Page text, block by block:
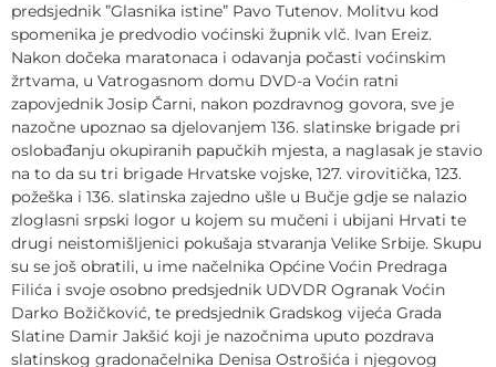
predsjednik ”Glasnika istine” Pavo Tutenov. Molitvu kod
spomenika je predvodio voćinski župnik vlč. Ivan Ereiz.
Nakon dočeka maratonaca i odavanja počasti voćinskim
žrtvama, u Vatrogasnom domu DVD-a Voćin ratni
zapovjednik Josip Čarni, nakon pozdravnog govora, sve je
nazočne upoznao sa djelovanjem 136. slatinske brigade pri
oslobađanju okupiranih papučkih mjesta, a naglasak je stavio
na to da su tri brigade Hrvatske vojske, 127. virovitička, 123.
požeška i 136. slatinska zajedno ušle u Bučje gdje se nalazio
zloglasni srpski logor u kojem su mučeni i ubijani Hrvati te
drugi neistomišljenici pokušaja stvaranja Velike Srbije. Skupu
su se još obratili, u ime načelnika Općine Voćin Predraga
Filića i svoje osobno predsjednik UDVDR Ogranak Voćin
Darko Božičković, te predsjednik Gradskog vijeća Grada
Slatine Damir Jakšić koji je nazočnima uputo pozdrava
slatinskog gradonačelnika Denisa Ostrošića i njegovog